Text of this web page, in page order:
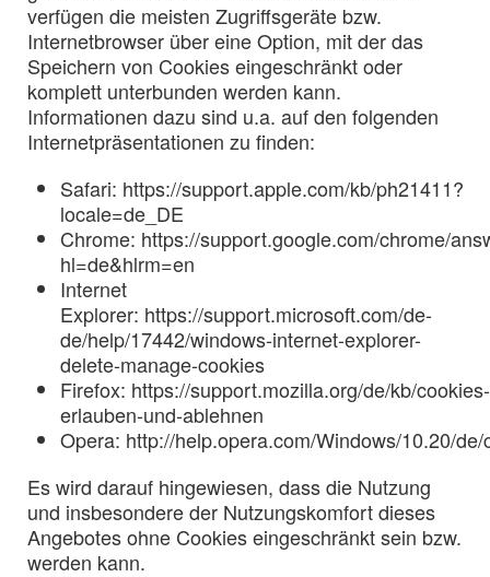
verfügen die meisten Zugriffsgeräte bzw.
Internetbrowser über eine Option, mit der das
Speichern von Cookies eingeschränkt oder
komplett unterbunden werden kann.
Informationen dazu sind u.a. auf den folgenden
Internetpräsentationen zu finden:
Safari: https://support.apple.com/kb/ph21411?
locale=de_DE
Chrome: https://support.google.com/chrome/
hl=de&hlrm=en
Internet
Explorer: https://support.microsoft.com/de-
de/help/17442/windows-internet-explorer-
delete-manage-cookies
Firefox: https://support.mozilla.org/de/kb/cookies-
erlauben-und-ablehnen
Opera: http://help.opera.com/Windows/10.20/
Es wird darauf hingewiesen, dass die Nutzung
und insbesondere der Nutzungskomfort dieses
Angebotes ohne Cookies eingeschränkt sein bzw.
werden kann.